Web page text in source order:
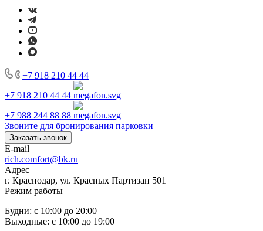
+7 918 210 44 44
+7 918 210 44 44
+7 988 244 88 88
Звоните для бронирования парковки
Заказать звонок
E-mail
rich.comfort@bk.ru
Адрес
г. Краснодар, ул. Красных Партизан 501
Режим работы
Будни: с 10:00 до 20:00
Выходные: с 10:00 до 19:00